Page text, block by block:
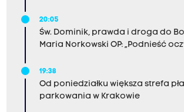
20:05
Św. Dominik, prawda i droga do
Maria Norkowski OP: „Podnieść
19:38
Od poniedziałku większa strefa
parkowania w Krakowie